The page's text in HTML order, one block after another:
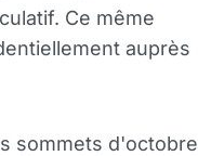
Ce même
auprès
sommets d'octobre